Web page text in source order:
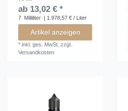
ab 13,02 € *
7 Milliliter | 1.978,57 € / Liter
Artikel anzeigen
*inkl. ges. MwSt. zzgl.
Versandkosten